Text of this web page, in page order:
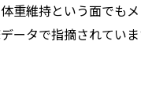
重維持という面でも
ータで指摘されていま